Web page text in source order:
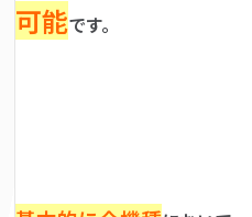
可能です。